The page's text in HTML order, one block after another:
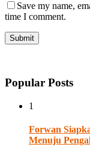
Save my name,
time I comment.
Popular Posts
1
Forwan
Menuju